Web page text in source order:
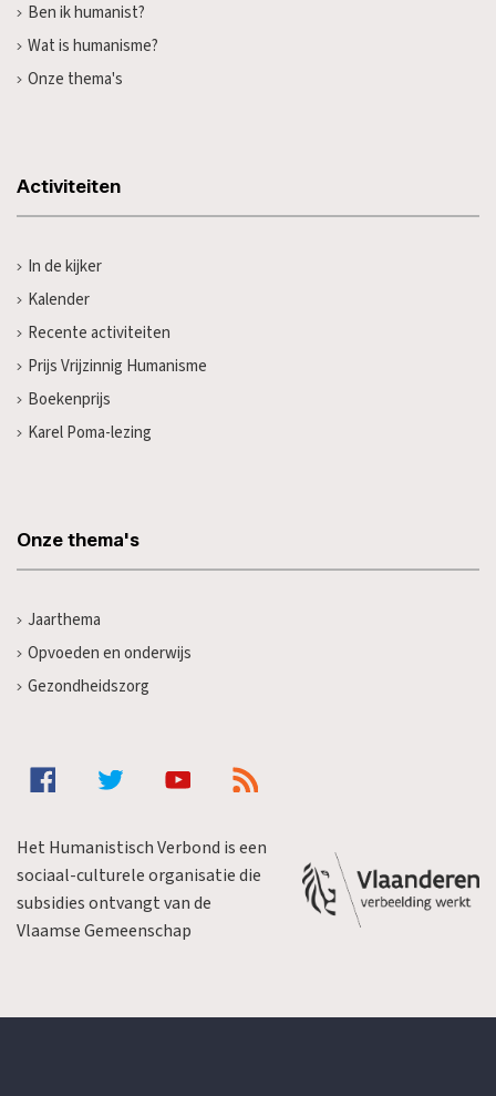
Ben ik humanist?
Wat is humanisme?
Onze thema's
Activiteiten
In de kijker
Kalender
Recente activiteiten
Prijs Vrijzinnig Humanisme
Boekenprijs
Karel Poma-lezing
Onze thema's
Jaarthema
Opvoeden en onderwijs
Gezondheidszorg
Het Humanistisch Verbond is een
sociaal-culturele organisatie die
subsidies ontvangt van de
Vlaamse Gemeenschap